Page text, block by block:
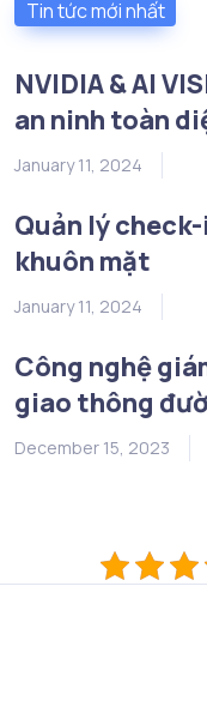
Tin tức mới nhất
NVIDIA & AI
an ninh toàn
January 11, 2024
Quản lý
khuôn mặt
January 11, 2024
Công nghệ
giao thông
December 15, 2023